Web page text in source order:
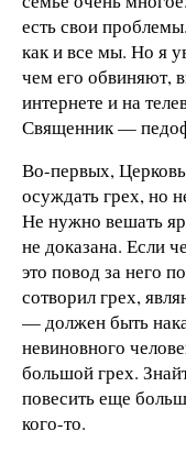
есть свои
как и все мы. Но я
чем его обвиняют,
интернете и на
Священник —
Во-первых,
осуждать грех, но
Не нужно вешать
не доказана. Если
это повод за него
сотворил грех,
— должен быть
невиновного
большой грех.
повесить еще
кого-то.